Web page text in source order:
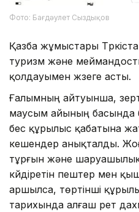
Фото: Бағдәулет Сыздықов
Қазба жұмыстары
туризм және
қолдауымен жүзеге асты.
Ғалымның айтуынша,
маусым айының басында
бес құрылыс қабатына
кешендер анықталды.
тұрғын және
күйдіретін пештер мен
аршылса, төртінші
тарихында алғаш рет